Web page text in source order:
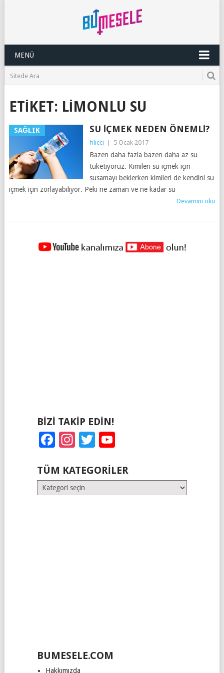
MENÜ
ETIKET: LIMONLU SU
SAĞLIK SU İÇMEK NEDEN ÖNEMLI?
filicci 5 Ocak 2017
Bazen daha fazla bazen daha az su
tüketiyoruz. Kimileri su içmek için
susamayı beklerken kimileri de kendini su
içmek için zorlayabiliyor. Peki ne zaman ve ne kadar su
Devamını oku
YAZILAR
BIZI TAKIP EDIN!
Facebook
Instagram
Twitter
TÜM KATEGORILER
Tüm
Kategoriler
BUMESELE.COM
Hakkımızda